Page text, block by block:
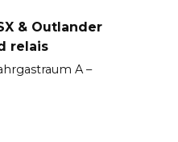
& Outlander
relais
A –